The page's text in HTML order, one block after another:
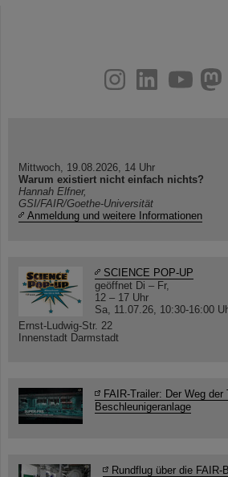
youtube
helmholtz.social
facebook
Mittwoch, 19.08.2026, 14 Uhr
Warum existiert nicht einfach nichts?
Hannah Elfner,
GSI/FAIR/Goethe-Universität
Anmeldung und weitere Informationen
SCIENCE POP-UP
geöffnet Di – Fr,
12 – 17 Uhr
Sa, 11.07.26, 10:30-16:00
Ernst-Ludwig-Str. 22
Innenstadt Darmstadt
FAIR-Trailer: Der Weg
Beschleunigeranlage
Rundflug über die FAIR-